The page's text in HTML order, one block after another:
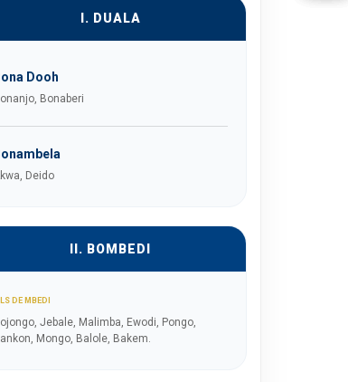
I. DUALA
Dooh
Bonaberi
Deido
II. BOMBEDI
DE MBEDI
Jebale, Malimba, Ewodi, Pongo,
Mongo, Balole, Bakem.